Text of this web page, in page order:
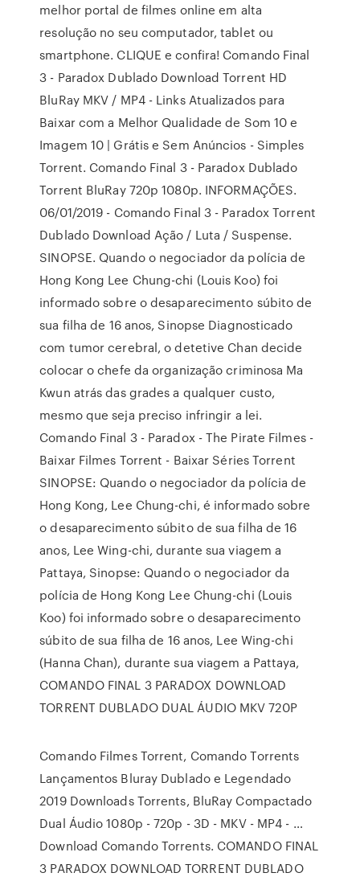
melhor portal de filmes online em alta
resolução no seu computador, tablet ou
smartphone. CLIQUE e confira! Comando Final
3 - Paradox Dublado Download Torrent HD
BluRay MKV / MP4 - Links Atualizados para
Baixar com a Melhor Qualidade de Som 10 e
Imagem 10 | Grátis e Sem Anúncios - Simples
Torrent. Comando Final 3 - Paradox Dublado
Torrent BluRay 720p 1080p. INFORMAÇÕES.
06/01/2019 - Comando Final 3 - Paradox Torrent
Dublado Download Ação / Luta / Suspense.
SINOPSE. Quando o negociador da polícia de
Hong Kong Lee Chung-chi (Louis Koo) foi
informado sobre o desaparecimento súbito de
sua filha de 16 anos, Sinopse Diagnosticado
com tumor cerebral, o detetive Chan decide
colocar o chefe da organização criminosa Ma
Kwun atrás das grades a qualquer custo,
mesmo que seja preciso infringir a lei.
Comando Final 3 - Paradox - The Pirate Filmes -
Baixar Filmes Torrent - Baixar Séries Torrent
SINOPSE: Quando o negociador da polícia de
Hong Kong, Lee Chung-chi, é informado sobre
o desaparecimento súbito de sua filha de 16
anos, Lee Wing-chi, durante sua viagem a
Pattaya, Sinopse: Quando o negociador da
polícia de Hong Kong Lee Chung-chi (Louis
Koo) foi informado sobre o desaparecimento
súbito de sua filha de 16 anos, Lee Wing-chi
(Hanna Chan), durante sua viagem a Pattaya,
COMANDO FINAL 3 PARADOX DOWNLOAD
TORRENT DUBLADO DUAL ÁUDIO MKV 720P
Comando Filmes Torrent, Comando Torrents
Lançamentos Bluray Dublado e Legendado
2019 Downloads Torrents, BluRay Compactado
Dual Áudio 1080p - 720p - 3D - MKV - MP4 - …
Download Comando Torrents. COMANDO FINAL
3 PARADOX DOWNLOAD TORRENT DUBLADO